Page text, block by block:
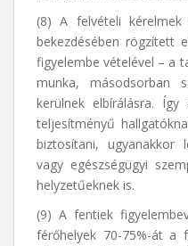
(8) A felvételi
bekezdésében rögzített
figyelembe vételével – a
munka, másodsorban
kerülnek elbírálásra.
teljesítményű
biztosítani, ugyanakkor
vagy egészségügyi
helyzetűeknek is.
(9) A fentiek
férőhelyek 70-75%-át a